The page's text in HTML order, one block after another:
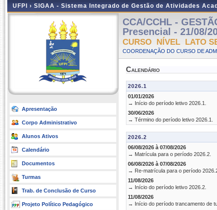
UFPI › SIGAA - Sistema Integrado de Gestão de Atividades
Apresentação
Corpo Administrativo
Alunos Ativos
Calendário
Documentos
Turmas
Trab. de Conclusão de Curso
Projeto Político Pedagógico
CCA/CCHL -
Presencial - 21/08/
CURSO NÍVEL LATO
COORDENAÇÃO DO CURSO DE
Calendário
2026.1
01/01/2026
→ Início do período letivo 2026.1.
30/06/2026
→ Término do período letivo 2026.1.
2026.2
06/08/2026 à 07/08/2026
→ Matrícula para o período 2026.2.
06/08/2026 à 07/08/2026
→ Re-matrícula para o período
11/08/2026
→ Início do período letivo 2026.2.
11/08/2026
→ Início do período trancamento de